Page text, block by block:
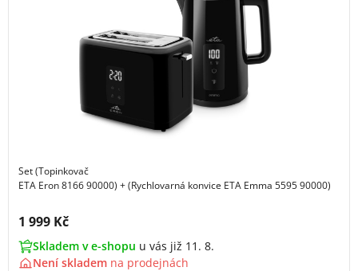
Set (Topinkovač
ETA Eron 8166 90000) + (Rychlovarná konvice ETA Emma 5595 90000)
Cena s DPH:
1 999 Kč
Skladem v e-shopu u vás již 11. 8.
Není skladem na prodejnách